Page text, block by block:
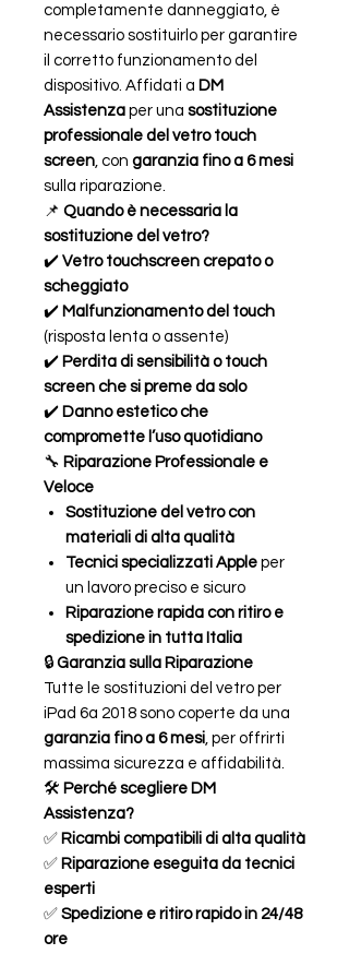
completamente danneggiato, è
necessario sostituirlo per garantire
il corretto funzionamento del
dispositivo. Affidati a DM
Assistenza per una sostituzione
professionale del vetro touch
screen , con garanzia fino a 6 mesi
sulla riparazione.
📌 Quando è necessaria la
sostituzione del vetro?
✔️ Vetro touchscreen crepato o
scheggiato
✔️ Malfunzionamento del touch
(risposta lenta o assente)
✔️ Perdita di sensibilità o touch
screen che si preme da solo
✔️ Danno estetico che
compromette l’uso quotidiano
🔧 Riparazione Professionale e
Veloce
Sostituzione del vetro con
materiali di alta qualità
Tecnici specializzati Apple per
un lavoro preciso e sicuro
Riparazione rapida con ritiro e
spedizione in tutta Italia
🔒 Garanzia sulla Riparazione
Tutte le sostituzioni del vetro per
iPad 6a 2018 sono coperte da una
garanzia fino a 6 mesi , per offrirti
massima sicurezza e affidabilità.
🛠 Perché scegliere DM
Assistenza?
✅ Ricambi compatibili di alta qualità
✅ Riparazione eseguita da tecnici
esperti
✅ Spedizione e ritiro rapido in 24/48
ore